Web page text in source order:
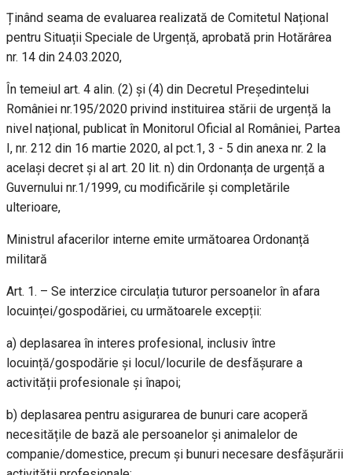
Ținând seama de evaluarea realizată de Comitetul Național
pentru Situații Speciale de Urgență, aprobată prin Hotărârea
nr. 14 din 24.03.2020,
În temeiul art. 4 alin. (2) și (4) din Decretul Președintelui
României nr.195/2020 privind instituirea stării de urgență la
nivel național, publicat în Monitorul Oficial al României, Partea
I, nr. 212 din 16 martie 2020, al pct.1, 3 - 5 din anexa nr. 2 la
același decret și al art. 20 lit. n) din Ordonanța de urgență a
Guvernului nr.1/1999, cu modificările și completările
ulterioare,
Ministrul afacerilor interne emite următoarea Ordonanță
militară
Art. 1. – Se interzice circulația tuturor persoanelor în afara
locuinței/gospodăriei, cu următoarele excepții:
a) deplasarea în interes profesional, inclusiv între
locuință/gospodărie și locul/locurile de desfășurare a
activității profesionale și înapoi;
b) deplasarea pentru asigurarea de bunuri care acoperă
necesitățile de bază ale persoanelor și animalelor de
companie/domestice, precum și bunuri necesare desfășurării